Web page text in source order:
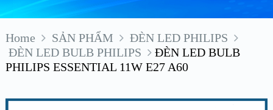
Home SẢN PHẨM
ĐÈN LED PHILIPS
ĐÈN LED BULB PHILIPS
ĐÈN LED BULB
PHILIPS ESSENTIAL 11W E27 A60